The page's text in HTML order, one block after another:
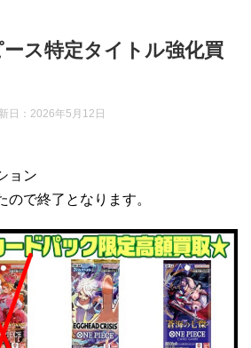
ス特定タイトル強化買
日： 2026年5月12日
ョン
で終了となります。